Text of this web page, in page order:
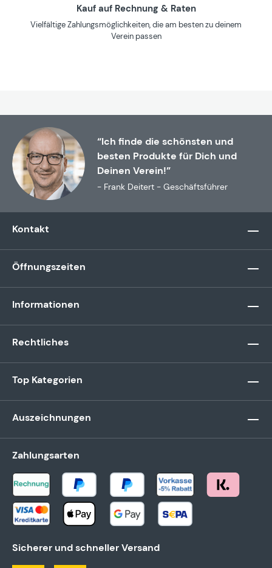
Kauf auf Rechnung & Raten
Vielfältige Zahlungsmöglichkeiten, die am besten zu deinem
Verein passen
“Ich finde die schönsten und
besten Produkte für Dich und
Deinen Verein!”
- Frank Deitert - Geschäftsführer
Kontakt
Öffnungszeiten
Informationen
Rechtliches
Top Kategorien
Auszeichnungen
Zahlungsarten
Sicherer und schneller Versand